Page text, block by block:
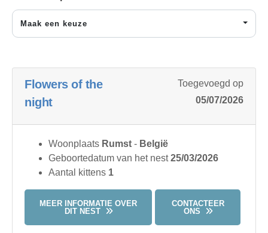
Maak een keuze
Flowers of the
night
Toegevoegd op
05/07/2026
Woonplaats Rumst - België
Geboortedatum van het nest25/03/2026
Aantal kittens 1
MEER INFORMATIE OVER
DIT NEST
CONTACTEER
ONS